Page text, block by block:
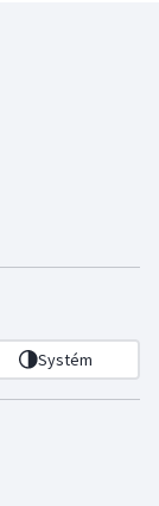
Systém